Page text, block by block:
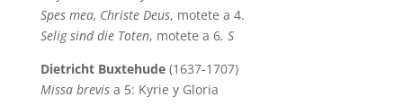
Spes mea, Christe Deus, motete a 4.
Selig sind die Toten, motete a 6. S
Dietricht Buxtehude (1637-1707)
Missa brevis a 5: Kyrie y Gloria